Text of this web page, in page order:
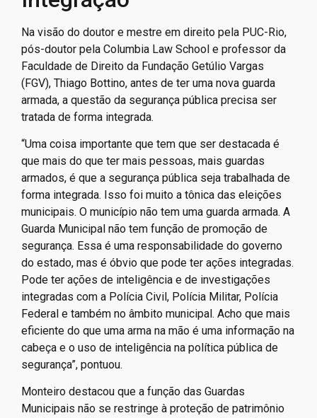
Na visão do doutor e mestre em direito pela PUC-Rio,
pós-doutor pela Columbia Law School e professor da
Faculdade de Direito da Fundação Getúlio Vargas
(FGV), Thiago Bottino, antes de ter uma nova guarda
armada, a questão da segurança pública precisa ser
tratada de forma integrada.
“Uma coisa importante que tem que ser destacada é
que mais do que ter mais pessoas, mais guardas
armados, é que a segurança pública seja trabalhada de
forma integrada. Isso foi muito a tônica das eleições
municipais. O município não tem uma guarda armada. A
Guarda Municipal não tem função de promoção de
segurança. Essa é uma responsabilidade do governo
do estado, mas é óbvio que pode ter ações integradas.
Pode ter ações de inteligência e de investigações
integradas com a Polícia Civil, Polícia Militar, Polícia
Federal e também no âmbito municipal. Acho que mais
eficiente do que uma arma na mão é uma informação na
cabeça e o uso de inteligência na política pública de
segurança”, pontuou.
Monteiro destacou que a função das Guardas
Municipais não se restringe à proteção de patrimônio